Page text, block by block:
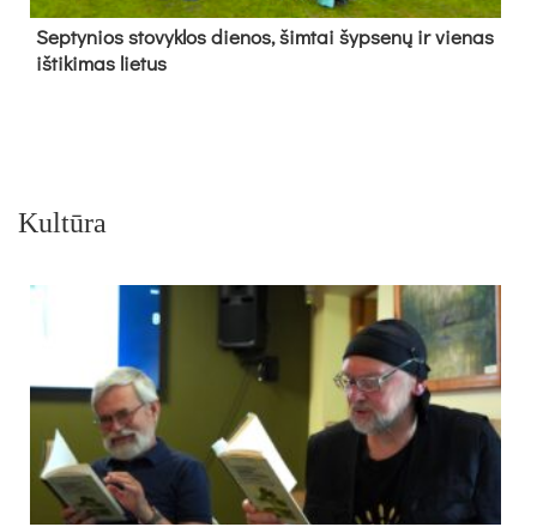
Sep­ty­nios sto­vyk­los die­nos, šim­tai šyp­se­nų ir vie­nas
iš­ti­ki­mas lie­tus
Kultūra